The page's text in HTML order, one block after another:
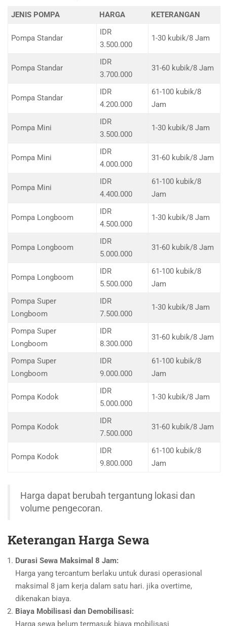
JENIS POMPA HARGA KETERANGAN
Pompa Standar
IDR
3.500.000
1-30 kubik/8 Jam
Pompa Standar
IDR
3.700.000
31-60 kubik/8 Jam
Pompa Standar
IDR
4.200.000
61-100 kubik/8
Jam
Pompa Mini
IDR
3.500.000
1-30 kubik/8 Jam
Pompa Mini
IDR
4.000.000
31-60 kubik/8 Jam
Pompa Mini
IDR
4.400.000
61-100 kubik/8
Jam
Pompa Longboom
IDR
4.500.000
1-30 kubik/8 Jam
Pompa Longboom
IDR
5.000.000
31-60 kubik/8 Jam
Pompa Longboom
IDR
5.500.000
61-100 kubik/8
Jam
Pompa Super
Longboom
IDR
7.500.000
1-30 kubik/8 Jam
Pompa Super
Longboom
IDR
8.300.000
31-60 kubik/8 Jam
Pompa Super
Longboom
IDR
9.000.000
61-100 kubik/8
Jam
Pompa Kodok
IDR
5.000.000
1-30 kubik/8 Jam
Pompa Kodok
IDR
7.500.000
31-60 kubik/8 Jam
Pompa Kodok
IDR
9.800.000
61-100 kubik/8
Jam
Harga dapat berubah tergantung lokasi dan
volume pengecoran.
Keterangan Harga Sewa
Durasi Sewa Maksimal 8 Jam:
Harga yang tercantum berlaku untuk durasi operasional
maksimal 8 jam kerja dalam satu hari. jika overtime,
dikenakan biaya.
Biaya Mobilisasi dan Demobilisasi:
Harga sewa belum termasuk biaya mobilisasi